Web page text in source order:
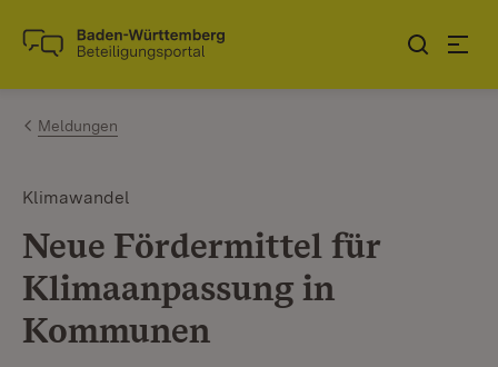
Zum Inhalt springen
Link zur Startseite
Meldungen
Klimawandel
Neue Fördermittel für
Klimaanpassung in
Kommunen